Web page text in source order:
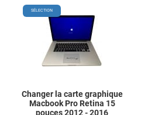
Add to Wishlist
Add to Compare
Quick View
SÉLECTION
Changer la carte graphique
Macbook Pro Retina 15
pouces 2012 - 2016